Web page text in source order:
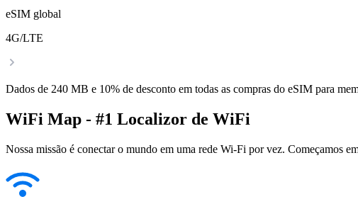
eSIM global
4G/LTE
Dados de 240 MB e 10% de desconto em todas as compras do eSIM para
WiFi Map - #1 Localizor de WiFi
Nossa missão é conectar o mundo em uma rede Wi-Fi por vez. Começamos